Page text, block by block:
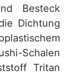
Besteck
Dichtung
Schalen
Tritan